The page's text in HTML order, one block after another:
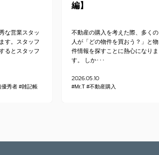
な営業スタッ
す。スタッフ
るとスタッフ
優秀者 #雑記帳
編】
不動産の購入を考えた際、多くの
人が「どの物件を買おう？」と物
件情報を探すことに熱心になりま
す。 しか･･･
2026.05.10
#Mr.T #不動産購入